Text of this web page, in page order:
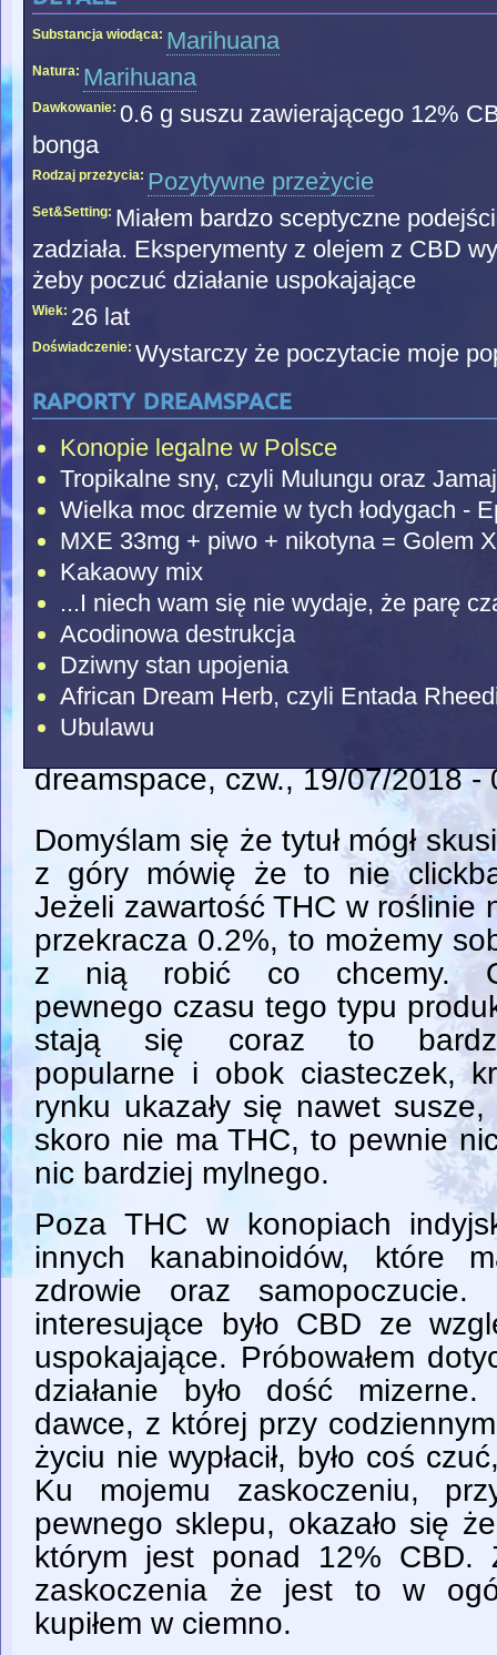
Substancja wiodąca: Marihuana
Natura: Marihuana
Dawkowanie: 0.6 g suszu zawierającego 12%
bonga
Rodzaj przeżycia: Pozytywne przeżycie
Set&Setting: Miałem bardzo sceptyczne
zadziała. Eksperymenty z olejem z CBD
żeby poczuć działanie uspokajające
Wiek: 26 lat
Doświadczenie: Wystarczy że poczytacie moje
raporty dreamspace
Konopie legalne w Polsce
Tropikalne sny, czyli Mulungu oraz
Wielka moc drzemie w tych łodygach -
MXE 33mg + piwo + nikotyna = Golem
Kakaowy mix
...I niech wam się nie wydaje, że parę
Acodinowa destrukcja
Dziwny stan upojenia
African Dream Herb, czyli Entada
Ubulawu
dreamspace, czw., 19/07/2018 -
Domyślam się że tytuł mógł
z góry mówię że to nie
Jeżeli zawartość THC w roślinie
przekracza 0.2%, to możemy
z nią robić co chcemy.
pewnego czasu tego typu
stają się coraz to
popularne i obok ciasteczek,
rynku ukazały się nawet
skoro nie ma THC, to pewnie
nic bardziej mylnego.
Poza THC w konopiach
innych kanabinoidów, które
zdrowie oraz
interesujące było CBD ze
uspokajające. Próbowałem
działanie było dość
dawce, z której przy
życiu nie wypłacił, było coś
Ku mojemu zaskoczeniu,
pewnego sklepu, okazało się
którym jest ponad 12% CBD.
zaskoczenia że jest to w
kupiłem w ciemno.